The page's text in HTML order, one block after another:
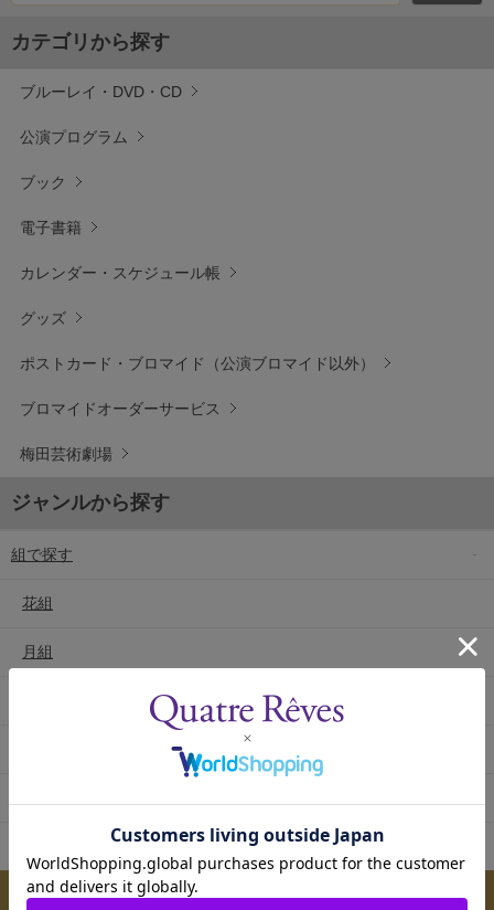
カテゴリから探す
ブルーレイ・DVD・CD
公演プログラム
ブック
電子書籍
カレンダー・スケジュール帳
グッズ
ポストカード・ブロマイド（公演ブロマイド以外）
ブロマイドオーダーサービス
梅田芸術劇場
ジャンルから探す
組で探す
花組
月組
メールマガジンのご案内